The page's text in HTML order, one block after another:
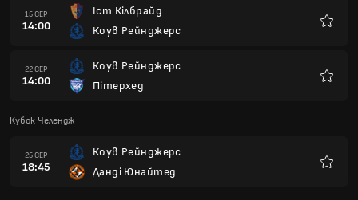
15 СЕР
14:00
Іст Кілбрайд
Коув Рейнджерс
22 СЕР
14:00
Коув Рейнджерс
Пітерхед
Кубок Челендж
25 СЕР
18:45
Коув Рейнджерс
Данді Юнайтед